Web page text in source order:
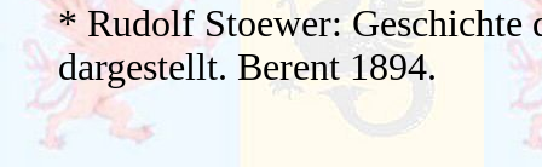
* Rudolf Stoewer: Geschichte
dargestellt. Berent 1894.